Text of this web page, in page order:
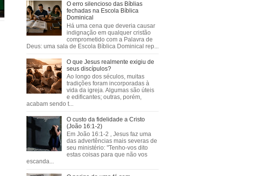
O erro silencioso das Bíblias
fechadas na Escola Bíblica
Dominical
Há uma cena que deveria causar
indignação em qualquer cristão
comprometido com a Palavra de
Deus: uma sala de Escola Bíblica Dominical rep...
O que Jesus realmente exigiu de
seus discípulos?
Ao longo dos séculos, muitas
tradições foram incorporadas à
vida da igreja. Algumas são úteis
e edificantes; outras, porém,
acabam sendo t...
O custo da fidelidade a Cristo
(João 16:1-2)
Em João 16:1-2 , Jesus faz uma
das advertências mais severas de
seu ministério: "Tenho-vos dito
estas coisas para que não vos
escanda...